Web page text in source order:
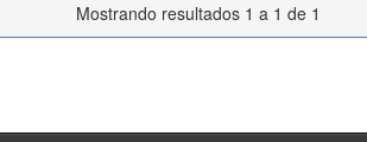
Mostrando resultados 1 a 1 de 1